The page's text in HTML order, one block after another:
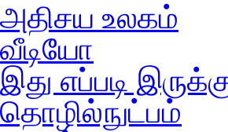
அதிசய உலகம்
வீடியோ
இது எப்படி
தொழில்நுட்பம்